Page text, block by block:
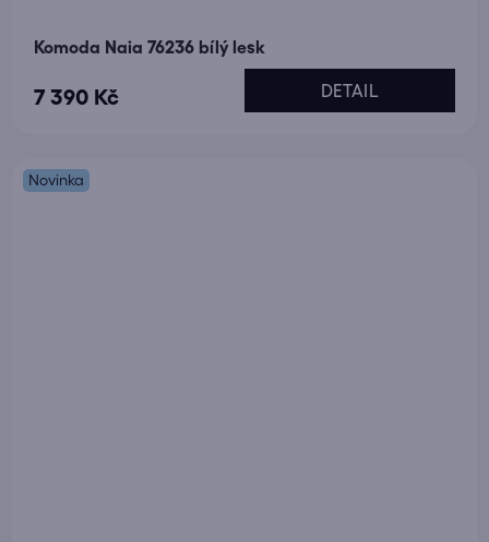
Komoda Naia 76236 bílý lesk
7 390 Kč DETAIL
Novinka